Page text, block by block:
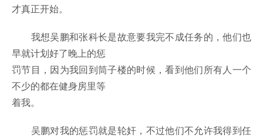
才真正开始。
我想吴鹏和张科长是故意要我完不成任务的，他们也
早就计划好了晚上的惩
罚节目，因为我回到筒子楼的时候，看到他们所有人一个
不少的都在健身房里等
着我。
吴鹏对我的惩罚就是轮奸，不过他们不允许我得到任